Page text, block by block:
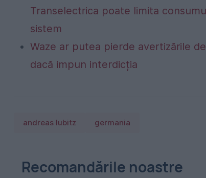
Transelectrica poate limita
sistem
Waze ar putea pierde avertizările
dacă impun interdicția
andreas lubitz germania
Recomandările noastre